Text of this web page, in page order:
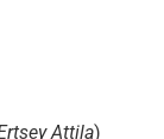
Attila)